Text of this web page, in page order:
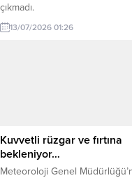
çıkmadı.
13/07/2026 01:26
Kuvvetli rüzgar ve fırtına
bekleniyor…
Meteoroloji Genel